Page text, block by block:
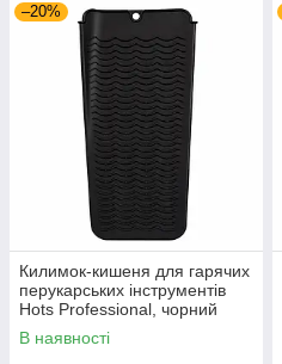
–20%
Килимок-кишеня для гарячих
перукарських інструментів
Hots Professional, чорний
(HP9025-BK)
В наявності